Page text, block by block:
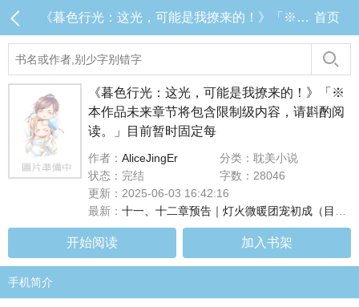
《暮色行光：这光，可能是我撩来的！》「※本作品未来章节将包含限制级内容，请斟酌阅读。」目前暂时固定每 目录 (共14章) 首页
《暮色行光：这光，可能是我撩来的！》「※
本作品未来章节将包含限制级内容，请斟酌阅
读。」目前暂时固定每
作者： AliceJingEr
分类：耽美小说
状态：完结
字数：28046
更新：2025-06-03 16:42:16
最新： 十一、十二章预告｜灯火微暖团宠初成（目前连载至第十章，#十一、十二章将於下周二早上8点更新！）
开始阅读 加入书架
手机简介